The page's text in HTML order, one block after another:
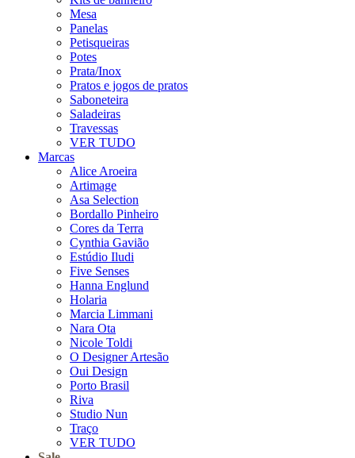
Mesa
Panelas
Petisqueiras
Potes
Prata/Inox
Pratos e jogos de pratos
Saboneteira
Saladeiras
Travessas
VER TUDO
Marcas
Alice Aroeira
Artimage
Asa Selection
Bordallo Pinheiro
Cores da Terra
Cynthia Gavião
Estúdio Iludi
Five Senses
Hanna Englund
Holaria
Marcia Limmani
Nara Ota
Nicole Toldi
O Designer Artesão
Oui Design
Porto Brasil
Riva
Studio Nun
Traço
VER TUDO